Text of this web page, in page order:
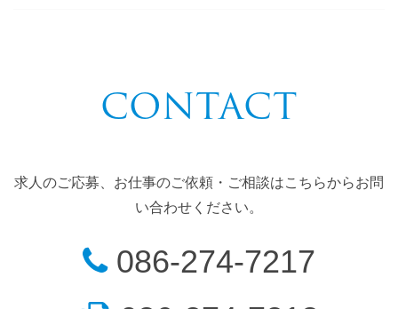
CONTACT
求人のご応募、お仕事のご依頼・ご相談はこちらからお問
い合わせください。
086-274-7217